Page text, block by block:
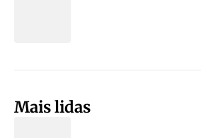
Mais lidas